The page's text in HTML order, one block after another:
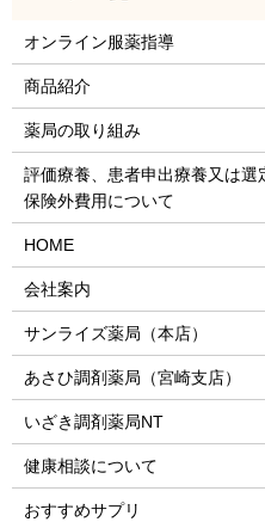
オンライン服薬指導
商品紹介
薬局の取り組み
評価療養、患者申出療養又は
保険外費用について
HOME
会社案内
サンライズ薬局（本店）
あさひ調剤薬局（宮崎支店）
いざき調剤薬局NT
健康相談について
おすすめサプリ